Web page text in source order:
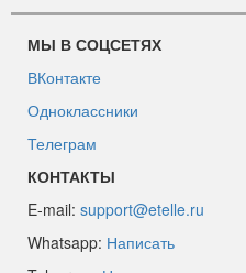
МЫ В СОЦСЕТЯХ
ВКонтакте
Одноклассники
Телеграм
КОНТАКТЫ
E-mail: support@etelle.ru
Whatsapp: Написать